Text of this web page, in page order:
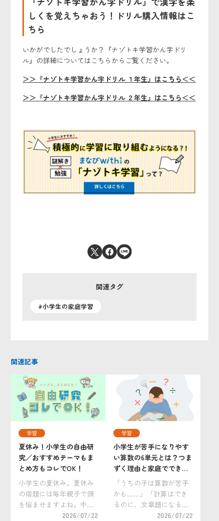
しくを覚えちゃおう！ドリル購入情報はこ
ちら
いかがでしたでしょうか？『ナゾトキ学習かん字ドリ
ル』の詳細についてはこちらからご覧ください。
＞＞『ナゾトキ学習かん字ドリル １年生』はこちら＜＜
＞＞『ナゾトキ学習かん字ドリル ２年生』はこちら＜＜
関連タグ
#小学生の家庭学習
関連記事
学習
夏休み！小学生の自由研
究／おすすめテーマもま
とめ方もコレでOK！
小学生の夏休み。夏休み
の宿題には毎年親子で頭
を悩ませますよね。中で
も大変手を焼くのが自由
2026/07/22
学習
小学生が苦手になりやす
い算数の6単元とは？つま
ずく理由と家庭でできる
克服法
「うちの子は算数が苦手
かも……」「計算はでき
るのに、文章題になると
手が止まってしまう」。
2026/07/22